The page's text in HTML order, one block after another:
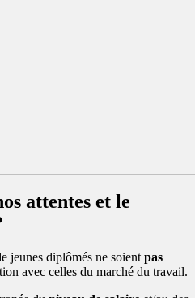
attentes et le
jeunes diplômés ne soientpas
avec celles du marché du travail.